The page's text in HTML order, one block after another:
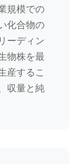
規模での
化合物の
ーディン
物株を最
産するこ
収量と純